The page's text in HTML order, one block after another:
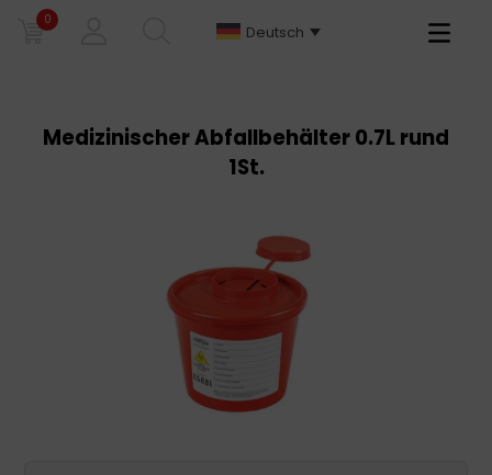
0
Deutsch
Primary
Medizinischer Abfallbehälter 0.7L rund
1St.